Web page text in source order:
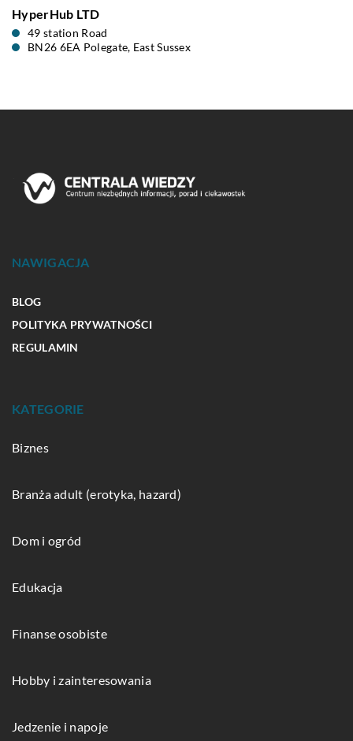
HyperHub LTD
49 station Road
BN26 6EA Polegate, East Sussex
NAWIGACJA
BLOG
POLITYKA PRYWATNOŚCI
REGULAMIN
KATEGORIE
Biznes
Branża adult (erotyka, hazard)
Dom i ogród
Edukacja
Finanse osobiste
Hobby i zainteresowania
Jedzenie i napoje